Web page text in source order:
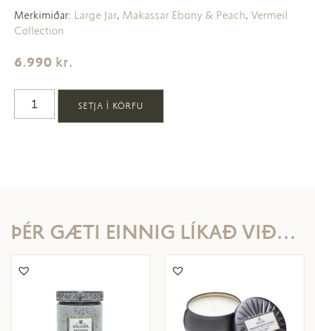
Merkimiðar: Large Jar, Makassar Ebony & Peach, Vermeil
Collection
6.990 kr.
SETJA Í KÖRFU
ÞÉR GÆTI EINNIG LÍKAÐ VIÐ…